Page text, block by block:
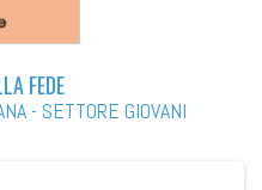
FEDE
- SETTORE GIOVANI